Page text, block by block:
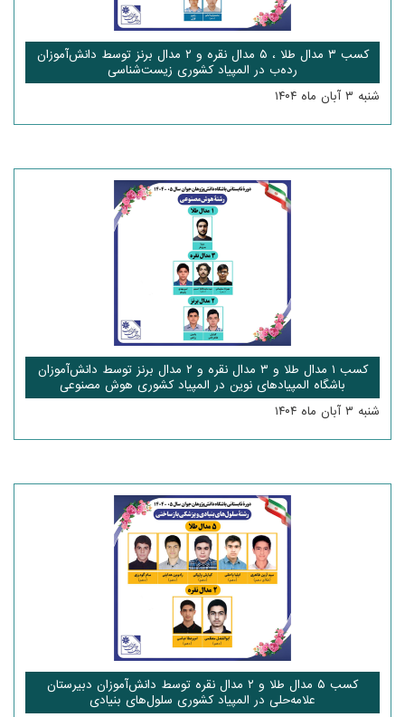
کسب ۳ مدال طلا ، ۵ مدال نقره و ۲ مدال برنز توسط دانش‌آموزان
رده‌ب در المپیاد کشوری زیست‌شناسی
شنبه ۳ آبان ماه ۱۴۰۴
کسب ۱ مدال طلا و ۳ مدال نقره و ۲ مدال برنز توسط دانش‌آموزان
باشگاه المپیادهای نوین در المپیاد کشوری هوش‌ مصنوعی
شنبه ۳ آبان ماه ۱۴۰۴
کسب ۵ مدال طلا و ۲ مدال نقره توسط دانش‌آموزان دبیرستان
علامه‌حلی در المپیاد کشوری سلول‌های بنیادی